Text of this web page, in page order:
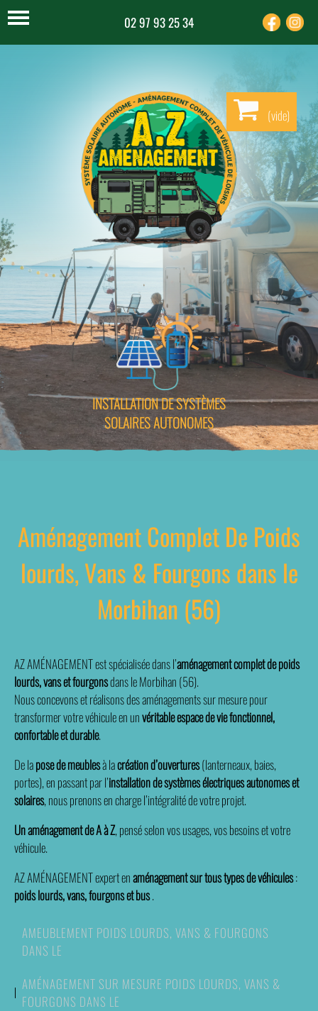
02 97 93 25 34
(vide)
INSTALLATION DE SYSTÈMES
SOLAIRES AUTONOMES
Aménagement Complet De Poids
lourds, Vans & Fourgons dans le
Morbihan (56)
AZ AMÉNAGEMENTest spécialisée dans l’aménagement complet de poids
lourds, vans et fourgonsdans le Morbihan (56).
Nous concevons et réalisons des aménagements sur mesure pour
transformer votre véhicule en unvéritable espace de vie fonctionnel,
confortable et durable.
De lapose de meublesà lacréation d’ouvertures(lanterneaux, baies,
portes), en passant par l’installation de systèmes électriques autonomes et
solaires, nous prenons en charge l’intégralité de votre projet.
Un aménagement de A à Z, pensé selon vos usages, vos besoins et votre
véhicule.
AZ AMÉNAGEMENT expert enaménagement sur tous types de véhicules:
poids lourds, vans, fourgons et bus.
AMEUBLEMENT POIDS LOURDS, VANS & FOURGONS
DANS LE
AMÉNAGEMENT SUR MESURE POIDS LOURDS, VANS &
FOURGONS DANS LE